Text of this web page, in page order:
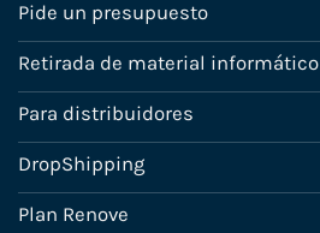
Pide un presupuesto
Retirada de material informático
Para distribuidores
DropShipping
Plan Renove